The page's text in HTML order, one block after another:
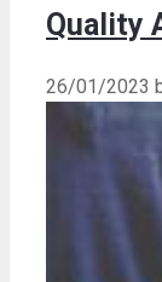
Quality
26/01/2023